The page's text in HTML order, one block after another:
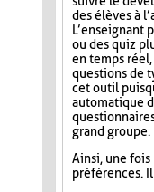
des élèves à
L’enseignant
ou des quiz
en temps réel,
questions de
cet outil
automatique
grand groupe.
Ainsi, une
préférences.